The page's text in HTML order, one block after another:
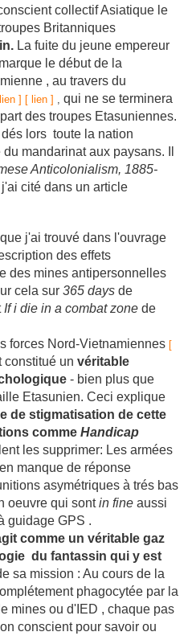
collectif Asiatique le
Britanniques
La fuite du jeune empereur
le début de la
, au travers du
] [ lien ]
qui ne se terminera
des troupes Etasuniennes.
lors toute la nation
mandarinat aux paysans. Il
Anticolonialism, 1885-
cité dans un article
j'ai trouvé dans l'ouvrage
des effets
des mines antipersonnelles
cela sur 365 days de
If i die in a combat zone de
forces Nord-Vietnamiennes [
constitué un véritable
- bien plus que
Etasunien. Ceci explique
de stigmatisation de cette
comme Handicap
les supprimer: Les armées
manque de réponse
asymétriques à trés bas
oeuvre qui sontin fine aussi
guidage GPS .
comme un véritable gaz
du fantassin qui y est
sa mission : Au cours de la
phagocytée par la
mines ou d'IED , chaque pas
conscient pour savoir ou